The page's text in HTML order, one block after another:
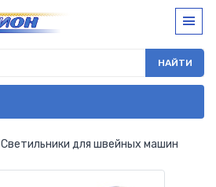
НАЙТИ
Светильники для швейных машин